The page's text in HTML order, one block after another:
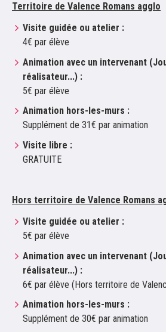
Territoire de Valence Romans agglo
Visite guidée ou atelier :
4€ par élève
Animation avec un intervenant
réalisateur...) :
5€ par élève
Animation hors-les-murs :
Supplément de 31€ par animation
Visite libre :
GRATUITE
Hors territoire de Valence Romans
Visite guidée ou atelier :
5€ par élève
Animation avec un intervenant
réalisateur...) :
6€ par élève (Hors territoire de
Animation hors-les-murs :
Supplément de 30€ par animation